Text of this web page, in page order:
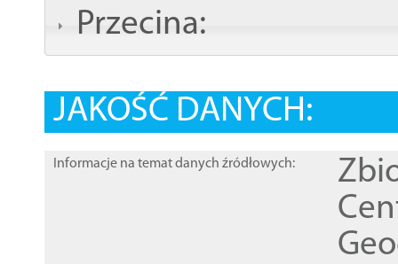
Przecina:
JAKOŚĆ DANYCH:
Informacje na temat danych źródłowych: